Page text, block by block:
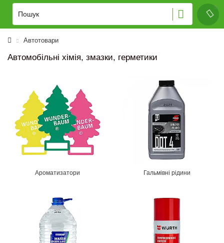
Автотовари
Автомобільні хімія, змазки, герметики
Ароматизатори Гальмівні рідини